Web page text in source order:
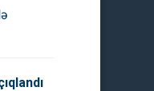
pisləşib